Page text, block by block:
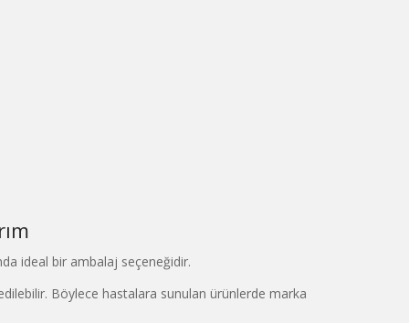
ideal bir ambalaj seçeneğidir.
Böylece hastalara sunulan ürünlerde marka